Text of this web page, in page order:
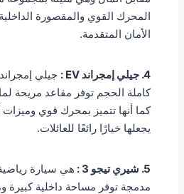
المحرك القوي والمقصورة
الأمان المتقدمة.
4. جيلي إمجراند EV :
كاملة الحجم توفر مقاعد مريحة
كما أنها تتميز بمحرك قوي
يجعلها خيارًا رائعًا للعائلات.
5. شيري تيجو 3 : هي سيارة
مدمجة توفر مساحة داخلية كبيرة